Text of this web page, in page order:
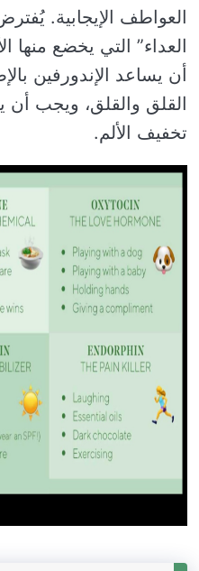
العواطف الإيجابية.
العداء” التي يخضع منها
أن يساعد الإندورفين
القلق والقلق، ويجب
تخفيف الألم.